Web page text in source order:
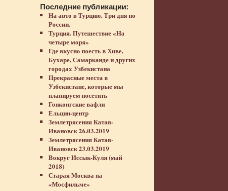
Последние публикации:
На авто в Турцию. Три дня по
России.
Турция. Путешествие «На
четыре моря»
Где вкусно поесть в Хиве,
Бухаре, Самарканде и других
городах Узбекистана
Прекрасные места в
Узбекистане, которые мы
планируем посетить
Гонконгские вафли
Ельцин-центр
Землетрясения Катав-
Ивановск 26.03.2019
Землетрясения Катав-
Ивановск 23.03.2019
Вокруг Иссык-Куля (май
2018)
Старая Москва на
«Мосфильме»